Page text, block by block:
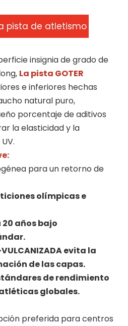
pista de atletismo
insignia de grado de
La pista GOTER
e inferiores hechas
natural puro,
porcentaje de aditivos
la elasticidad y la
para un retorno de
olímpicas e
años bajo
evita la
de las capas.
de rendimiento
globales.
preferida para centros